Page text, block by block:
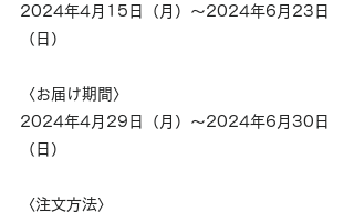
2024年4月15日（月）～2024年6月23日
（日）
〈お届け期間〉
2024年4月29日（月）～2024年6月30日
（日）
〈注文方法〉